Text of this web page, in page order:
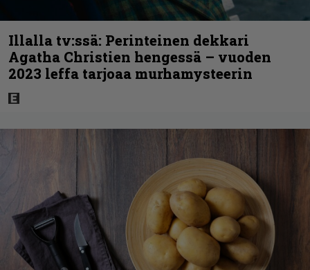
Illalla tv:ssä: Perinteinen dekkari
Agatha Christien hengessä – vuoden
2023 leffa tarjoaa murhamysteerin